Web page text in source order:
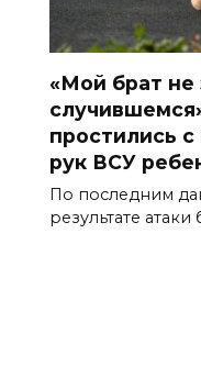
«Мой брат не
простились
рук ВСУ
По последним
результате